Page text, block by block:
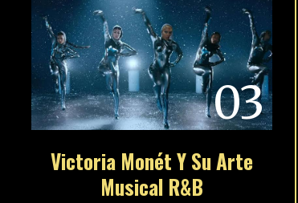
03
Victoria Monét Y Su Arte
Musical R&B